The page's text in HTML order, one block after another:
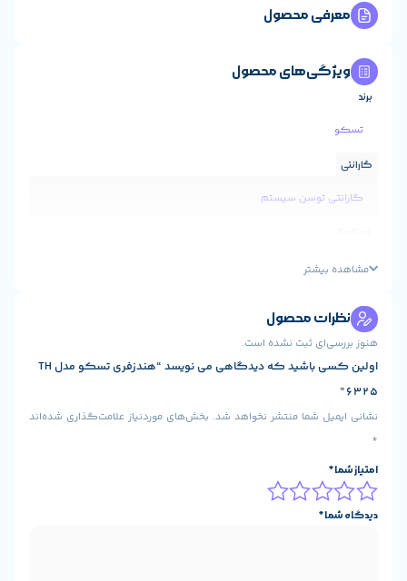
محصول
است.
اولین کسی باشید که دیدگاهی می نویسد “هندزفری تسکو مدل TH
نخواهد شد. بخش‌های موردنیاز علامت‌گذاری شده‌اند